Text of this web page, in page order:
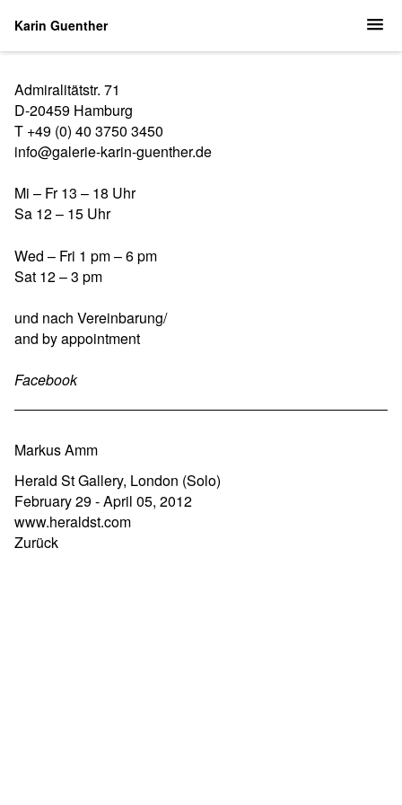
Karin Guenther
Admiralitätstr. 71
D-20459 Hamburg
T +49 (0) 40 3750 3450
info@galerie-karin-guenther.de
Mi – Fr 13 – 18 Uhr
Sa 12 – 15 Uhr
Wed – Fri 1 pm – 6 pm
Sat 12 – 3 pm
und nach Vereinbarung/
and by appointment
Facebook
Markus Amm
Herald St Gallery, London (Solo)
February 29 - April 05, 2012
www.heraldst.com
Zurück